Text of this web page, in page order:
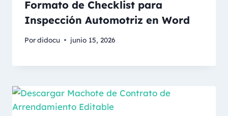
Formato de Checklist para
Inspección Automotriz en Word
Pordidocu junio 15, 2026